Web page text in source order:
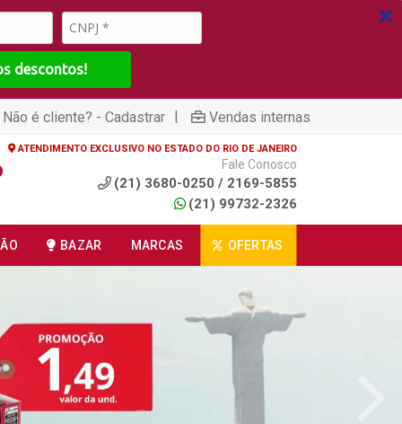
descontos!
Não é cliente? - Cadastrar | Vendas internas
ATENDIMENTO EXCLUSIVO NO ESTADO DO RIO DE JANEIRO
Fale Conosco
(21) 3680-0250 / 2169-5855
(21) 99732-2326
BAZAR MARCAS OFERTAS